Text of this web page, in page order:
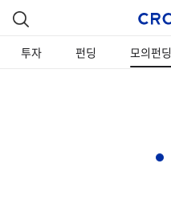
투자 펀딩 모의펀딩